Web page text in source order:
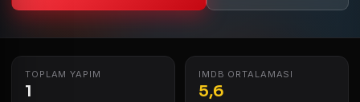
TOPLAM YAPIM
1
IMDB ORTALAMASI
5,6